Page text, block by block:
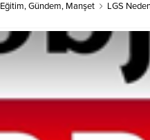
Eğitim,Gündem, Manşet LGS